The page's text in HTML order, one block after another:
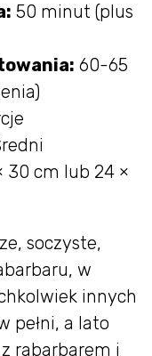
50 minut (plus
60-65
30 cm lub 24 ×
soczyste,
w
innych
pełni, a lato
rabarbarem i